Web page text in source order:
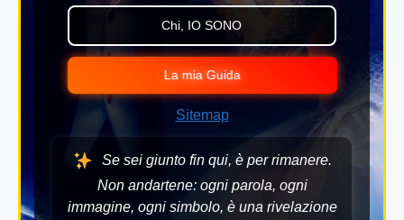
Chi, IO SONO
La mia Guida
Sitemap
Se sei giunto fin qui, è per rimanere.
Non andartene: ogni parola, ogni
immagine, ogni simbolo, è una rivelazione